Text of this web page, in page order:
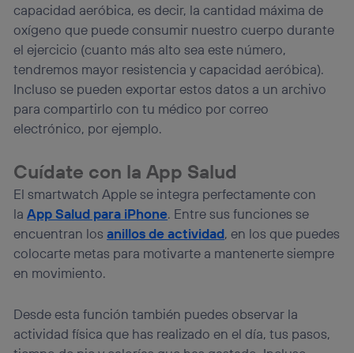
capacidad aeróbica, es decir, la cantidad máxima de
oxígeno que puede consumir nuestro cuerpo durante
el ejercicio (cuanto más alto sea este número,
tendremos mayor resistencia y capacidad aeróbica).
Incluso se pueden exportar estos datos a un archivo
para compartirlo con tu médico por correo
electrónico, por ejemplo.
Cuídate con la App Salud
El smartwatch Apple se integra perfectamente con
laApp Salud para iPhone. Entre sus funciones se
encuentran losanillos de actividad, en los que puedes
colocarte metas para motivarte a mantenerte siempre
en movimiento.
Desde esta función también puedes observar la
actividad física que has realizado en el día, tus pasos,